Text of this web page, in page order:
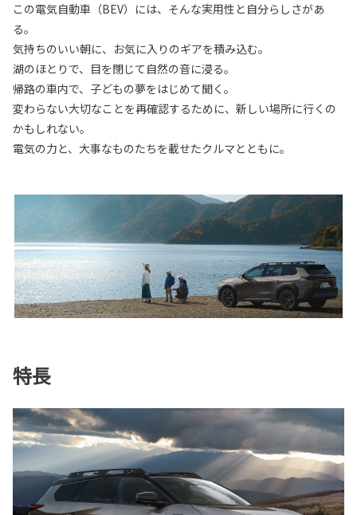
この電気自動車（BEV）には、そんな実用性と自分らしさがあ
る。
気持ちのいい朝に、お気に入りのギアを積み込む。
湖のほとりで、目を閉じて自然の音に浸る。
帰路の車内で、子どもの夢をはじめて聞く。
変わらない大切なことを再確認するために、新しい場所に行くの
かもしれない。
電気の力と、大事なものたちを載せたクルマとともに。
特長